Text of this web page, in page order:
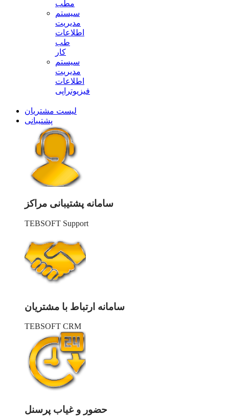
مطب
سیستم
مدیریت
اطلاعات
طب
کار
سیستم
مدیریت
اطلاعات
فیزیوتراپی
لیست مشتریان
پشتیبانی
سامانه پشتیبانی مراکز
TEBSOFT Support
سامانه ارتباط با مشتریان
TEBSOFT CRM
حضور و غیاب پرسنل